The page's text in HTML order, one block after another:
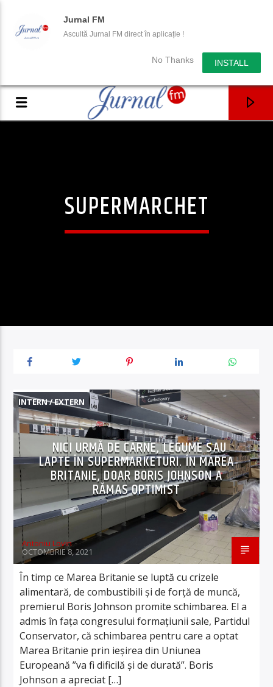
Jurnal FM
Ascultă Jurnal FM direct în aplicație !
No Thanks INSTALL
SUPERMARCHET
INTERN / EXTERN
NICI URMĂ DE CARNE, LEGUME SAU
LAPTE ÎN SUPERMARKETURI. ÎN MAREA
BRITANIE, DOAR BORIS JOHNSON A
RĂMAS OPTIMIST
Antoniu Lovin
OCTOMBRIE 8, 2021
În timp ce Marea Britanie se luptă cu crizele
alimentară, de combustibili și de forță de muncă,
premierul Boris Johnson promite schimbarea. El a
admis în faţa congresului formaţiunii sale, Partidul
Conservator, că schimbarea pentru care a optat
Marea Britanie prin ieşirea din Uniunea
Europeană ”va fi dificilă şi de durată”. Boris
Johnson a apreciat […]